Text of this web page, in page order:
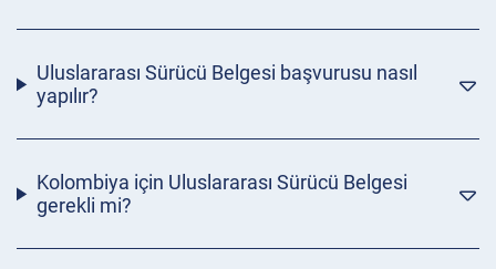
Uluslararası Sürücü Belgesi başvurusu nasıl
yapılır?
Kolombiya için Uluslararası Sürücü Belgesi
gerekli mi?